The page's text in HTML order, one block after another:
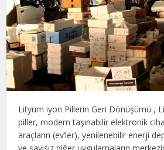
Lityum iyon Pillerin Geri Dönüşümü ,
piller, modern taşınabilir elektronik
araçların (ev’ler), yenilenebilir enerji
ve sayısız diğer uygulamaların